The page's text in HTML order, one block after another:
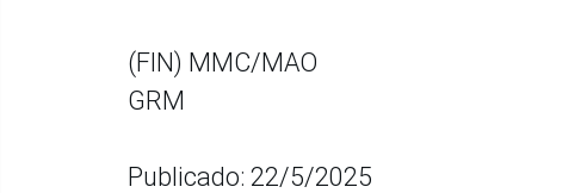
(FIN) MMC/MAO
GRM
Publicado: 22/5/2025